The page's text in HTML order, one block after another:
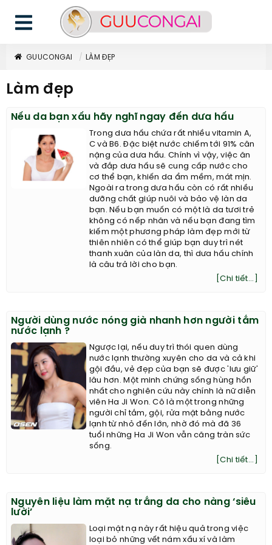
GUUCONGAI LÀM ĐẸP
Làm đẹp
Nếu da bạn xấu hãy nghĩ ngay đến dưa hấu
Trong dưa hấu chứa rất nhiều vitamin A,
C và B6. Đặc biệt nước chiếm tới 91% cân
nặng của dưa hấu. Chính vì vậy, việc ăn
và đắp dưa hấu sẽ cung cấp nước cho
cơ thể bạn, khiến da ẩm mềm, mát mịn.
Ngoài ra trong dưa hấu còn có rất nhiều
dưỡng chất giúp nuôi và bảo vệ làn da
bạn. Nếu bạn muốn có một là da tươi trẻ
không có nếp nhăn và nếu bạn đang tìm
kiếm một phương pháp làm đẹp mới từ
thiên nhiên có thể giúp bạn duy trì nét
thanh xuân của làn da, thì dưa hấu chính
là câu trả lời cho bạn.
[Chi tiết...]
Người dùng nước nóng già nhanh hơn người tắm
nước lạnh ?
Ngược lại, nếu duy trì thói quen dùng
nước lạnh thường xuyên cho da và cả khi
gội đầu, vẻ đẹp của bạn sẽ được 'lưu giữ'
lâu hơn. Một minh chứng sống hùng hồn
nhất cho nghiên cứu này chính là nữ diễn
viên Ha Ji Won. Cô là một trong những
người chỉ tắm, gội, rửa mặt bằng nước
lạnh từ nhỏ đến lớn, nhờ đó mà đã 36
tuổi những Ha Ji Won vẫn căng tràn sức
sống.
[Chi tiết...]
Nguyên liệu làm mặt nạ trắng da cho nàng ‘siêu
lười’
Loại mặt nạ này rất hiệu quả trong việc
loại bỏ những vết nám xấu xí và làm